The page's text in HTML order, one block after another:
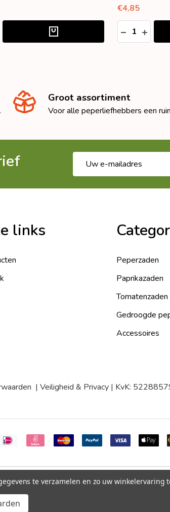
VERLAGEN VAN UNDEFINED
VERHOGEN VAN UNDEFINED
€4,85
Aantal:
Groot assortiment
Voor alle peperliefhebbers een
mailadres
links
Peperzaden
Paprikazaden
Tomatenzaden
Gedroogde
Accessoires
| Veiligheid & Privacy| KvK:
te verzamelen en zo uw winkelervaring